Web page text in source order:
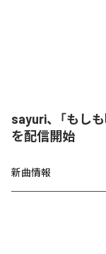
sayuri、「もし
を配信開始
新曲情報